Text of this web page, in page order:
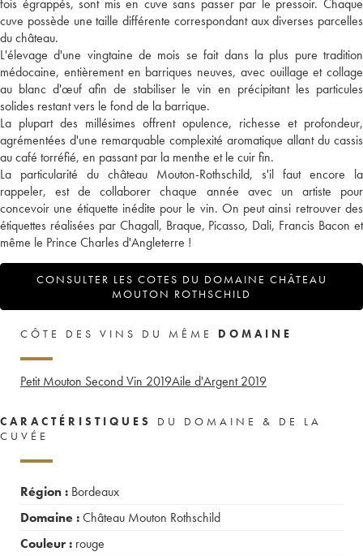
fois égrappés, sont mis en cuve sans passer par le pressoir. Chaque
cuve possède une taille différente correspondant aux diverses parcelles
du château.
L'élevage d'une vingtaine de mois se fait dans la plus pure tradition
médocaine, entièrement en barriques neuves, avec ouillage et collage
au blanc d'œuf afin de stabiliser le vin en précipitant les particules
solides restant vers le fond de la barrique.
La plupart des millésimes offrent opulence, richesse et profondeur,
agrémentées d'une remarquable complexité aromatique allant du cassis
au café torréfié, en passant par la menthe et le cuir fin.
La particularité du château Mouton-Rothschild, s'il faut encore la
rappeler, est de collaborer chaque année avec un artiste pour
concevoir une étiquette inédite pour le vin. On peut ainsi retrouver des
étiquettes réalisées par Chagall, Braque, Picasso, Dali, Francis Bacon et
même le Prince Charles d'Angleterre !
CONSULTER LES COTES DU DOMAINE CHÂTEAU
MOUTON ROTHSCHILD
CÔTE DES VINS DU MÊME DOMAINE
Petit Mouton Second Vin 2019Aile d'Argent 2019
CARACTÉRISTIQUES
DU DOMAINE & DE LA
CUVÉE
Région : Bordeaux
Domaine :Château Mouton Rothschild
Couleur : rouge